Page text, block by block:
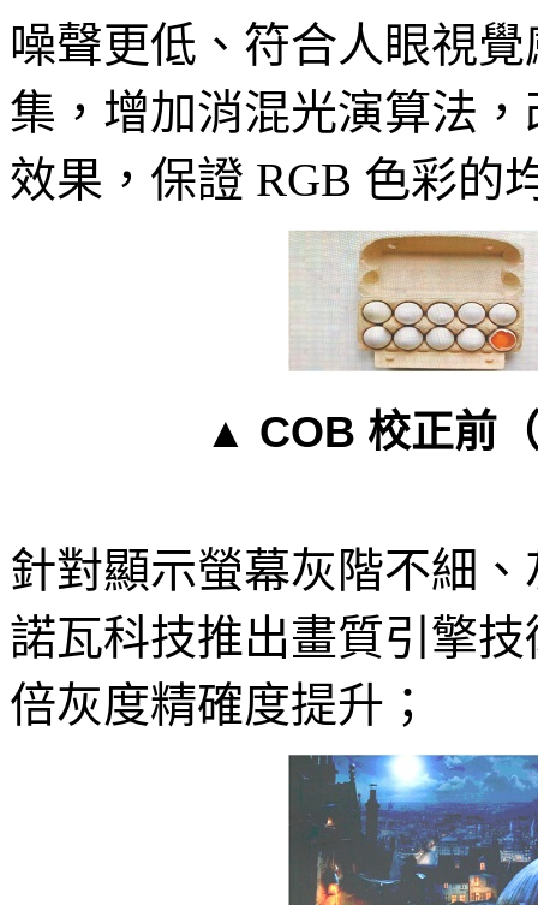
噪聲更低、符合人眼視
集，增加消混光演算法
效果，保證 RGB 色彩的
▲ COB 校正前
針對顯示螢幕灰階不細
諾瓦科技推出畫質引擎
倍灰度精確度提升；